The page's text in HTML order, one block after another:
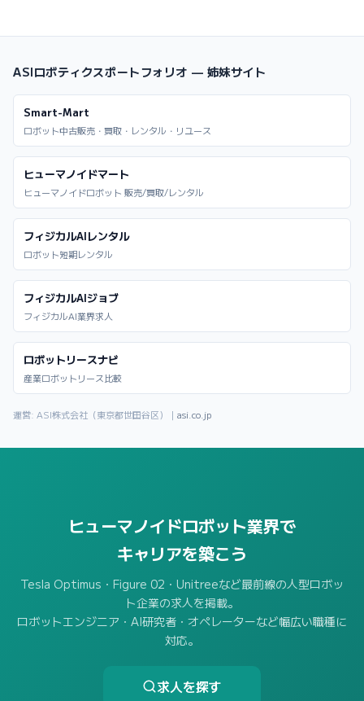
ASIロボティクスポートフォリオ — 姉妹サイト
Smart-Mart
ロボット中古販売・買取・レンタル・リユース
ヒューマノイドマート
ヒューマノイドロボット 販売/買取/レンタル
フィジカルAIレンタル
ロボット短期レンタル
フィジカルAIジョブ
フィジカルAI業界求人
ロボットリースナビ
産業ロボットリース比較
運営: ASI株式会社（東京都世田谷区）｜ asi.co.jp
ヒューマノイドロボット業界で
キャリアを築こう
Tesla Optimus・Figure 02・Unitreeなど最前線の人型ロボッ
ト企業の求人を掲載。
ロボットエンジニア・AI研究者・オペレーターなど幅広い職種に
対応。
求人を探す